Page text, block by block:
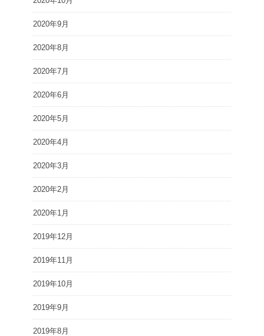
2020年9月
2020年8月
2020年7月
2020年6月
2020年5月
2020年4月
2020年3月
2020年2月
2020年1月
2019年12月
2019年11月
2019年10月
2019年9月
2019年8月